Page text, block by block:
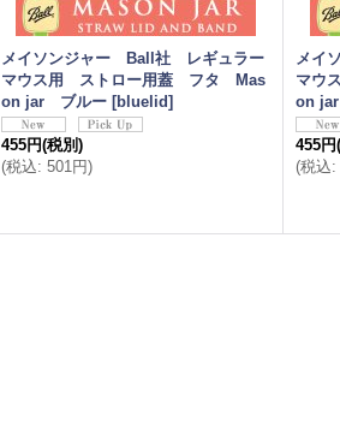
メイソンジャー Ball社 レギュラー
マウス用 ストロー用蓋 フタ Mas
on jar ブルー [bluelid]
455円(税別)
(税込: 501円)
メイ
マウ
on
455円
(税込: